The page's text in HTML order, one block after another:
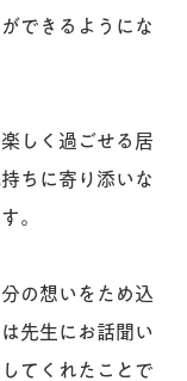
できるようにな
しく過ごせる居
ちに寄り添いな
。
の想いをため込
先生にお話聞い
てくれたことで